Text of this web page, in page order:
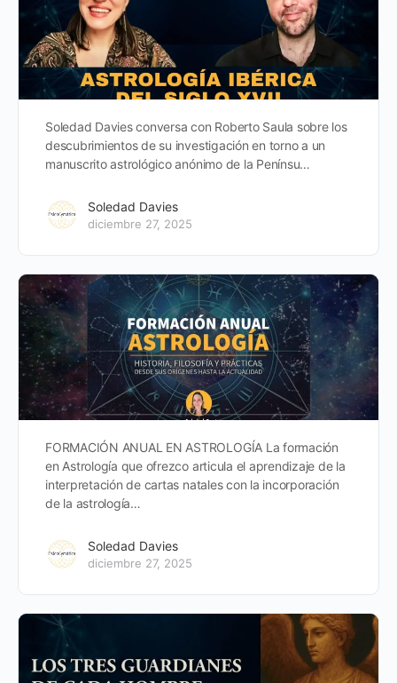
Soledad Davies conversa con Roberto Saula sobre los
descubrimientos de su investigación en torno a un
manuscrito astrológico anónimo de la Penínsu…
Soledad Davies
diciembre 27, 2025
FORMACIÓN ANUAL EN ASTROLOGÍA La formación
en Astrología que ofrezco articula el aprendizaje de la
interpretación de cartas natales con la incorporación
de la astrología…
Soledad Davies
diciembre 27, 2025